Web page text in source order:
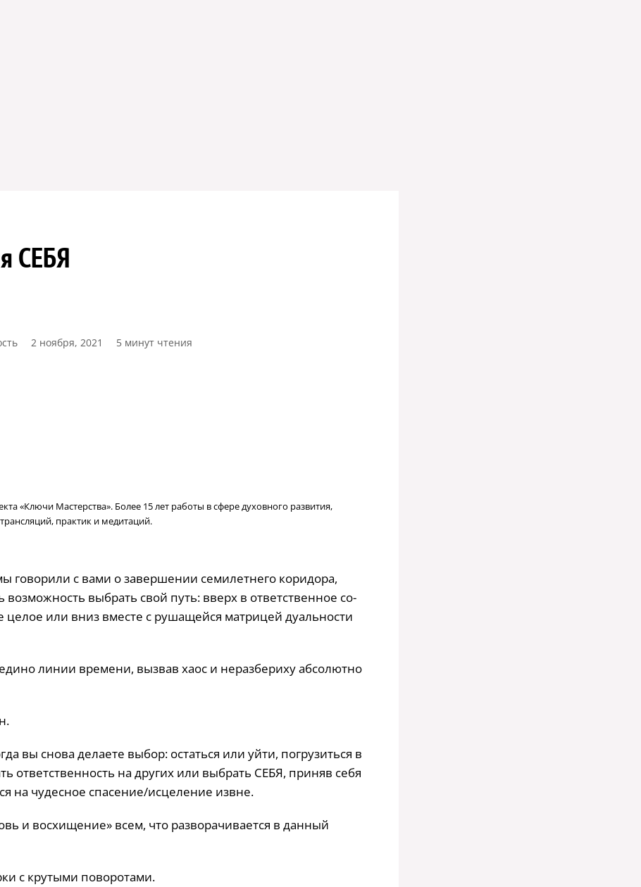
СЕБЯ
2 ноября, 2021 5 минут чтения
«Ключи Мастерства». Более 15 лет работы в сфере духовного развития,
практик и медитаций.
говорили с вами о завершении семилетнего коридора,
выбрать свой путь: вверх в ответственное со-
целое или вниз вместе с рушащейся матрицей дуальности
линии времени, вызвав хаос и неразбериху абсолютно
вы снова делаете выбор: остаться или уйти, погрузиться в
ответственность на других или выбрать СЕБЯ, приняв себя
на чудесное спасение/исцеление извне.
и восхищение» всем, что разворачивается в данный
с крутыми поворотами.